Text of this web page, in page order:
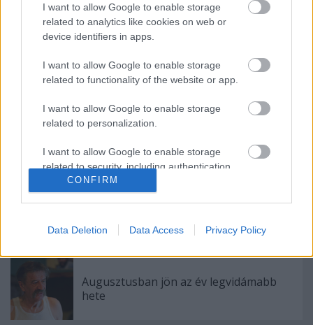
I want to allow Google to enable storage
related to analytics like cookies on web or
device identifiers in apps.
I want to allow Google to enable storage
related to functionality of the website or app.
I want to allow Google to enable storage
related to personalization.
I want to allow Google to enable storage
related to security, including authentication
functionality and fraud prevention, and other
user protection.
CONFIRM
Data Deletion Data Access Privacy Policy
A Poligamy decemberben islátható
lesz.
Következő előadások: december 12., 13., 14., 15.,
16., 17., és 18-án.
Címkék:musical Madách Színház Poligamy
Ajánlott bejegyzések:
Augusztusban jön az év legvidámabb
hete